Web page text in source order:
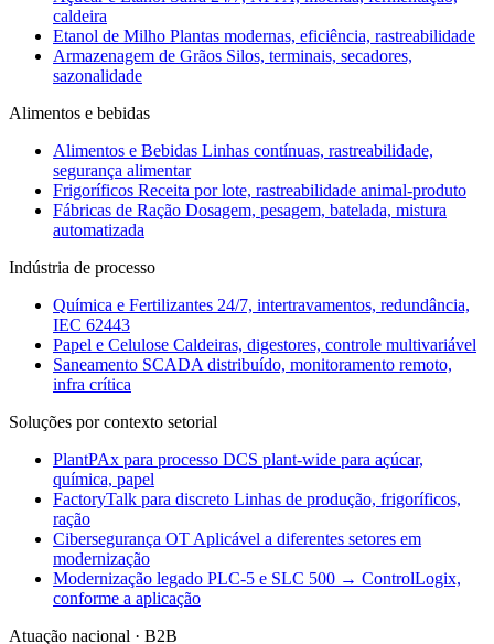
caldeira
Etanol de Milho Plantas modernas, eficiência, rastreabilidade
Armazenagem de Grãos Silos, terminais, secadores,
sazonalidade
Alimentos e bebidas
Alimentos e Bebidas Linhas contínuas, rastreabilidade,
segurança alimentar
Frigoríficos Receita por lote, rastreabilidade animal-produto
Fábricas de Ração Dosagem, pesagem, batelada, mistura
automatizada
Indústria de processo
Química e Fertilizantes 24/7, intertravamentos, redundância,
IEC 62443
Papel e Celulose Caldeiras, digestores, controle multivariável
Saneamento SCADA distribuído, monitoramento remoto,
infra crítica
Soluções por contexto setorial
PlantPAx para processo DCS plant-wide para açúcar,
química, papel
FactoryTalk para discreto Linhas de produção, frigoríficos,
ração
Cibersegurança OTAplicável a diferentes setores em
modernização
Modernização legado PLC-5 e SLC 500 → ControlLogix,
conforme a aplicação
Atuação nacional · B2B